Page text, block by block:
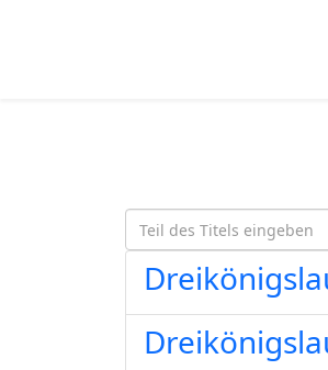
Teil des Titels eingeben